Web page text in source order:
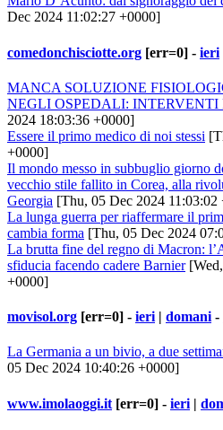
Dec 2024 11:02:27 +0000]
comedonchisciotte.org [err=0] - ieri
MANCA SOLUZIONE
NEGLI OSPEDALI:
2024 18:03:36 +0000]
Essere il primo medico di noi stessi
+0000]
Il mondo messo in subbuglio giorno
vecchio stile fallito in Corea, alla
Georgia [Thu, 05 Dec 2024 11:03:02
La lunga guerra per riaffermare il
cambia forma [Thu, 05 Dec 2024
La brutta fine del regno di Macron:
sfiducia facendo cadere Barnier[Wed,
+0000]
movisol.org [err=0] - ieri | domani -
La Germania a un bivio, a due
05 Dec 2024 10:40:26 +0000]
www.imolaoggi.it [err=0] - ieri |